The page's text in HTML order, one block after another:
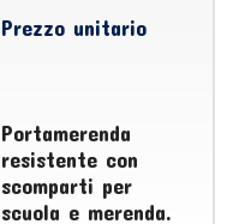
Prezzo unitario
Portamerenda
resistente con
scomparti per
scuola e merenda.